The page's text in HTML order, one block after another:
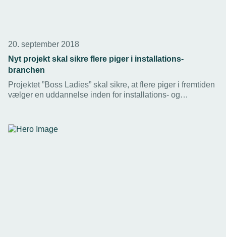
20. september 2018
Nyt projekt skal sikre flere piger i installations-
branchen
Projektet ”Boss Ladies” skal sikre, at flere piger i fremtiden
vælger en uddannelse inden for installations- og